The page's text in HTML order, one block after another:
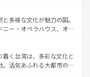
と美食が融合した独特の
各地域で異なる魅力を楽
歴史を感じることができ
メリカ
てほしい。
の観光地といえばオアフ
マウイ島やカウアイ島が
輝く海をはじめ、豊かな
を迎えてくれるハワイの
やハワイアンミュージッ
べてがハワイの魅力を彩
多様な文化が魅力の国。
ー・オペラハウス、オー
るウルル（エアーズロッ
やケアンズの熱帯雨林な
カフェやワイン、オージ
く台湾は、多彩な文化と
活気あふれる大都市の台